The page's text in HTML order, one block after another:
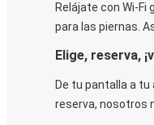
Relájate con Wi-
para las piernas.
Elige, reserva,
De tu pantalla a
reserva, nosotros